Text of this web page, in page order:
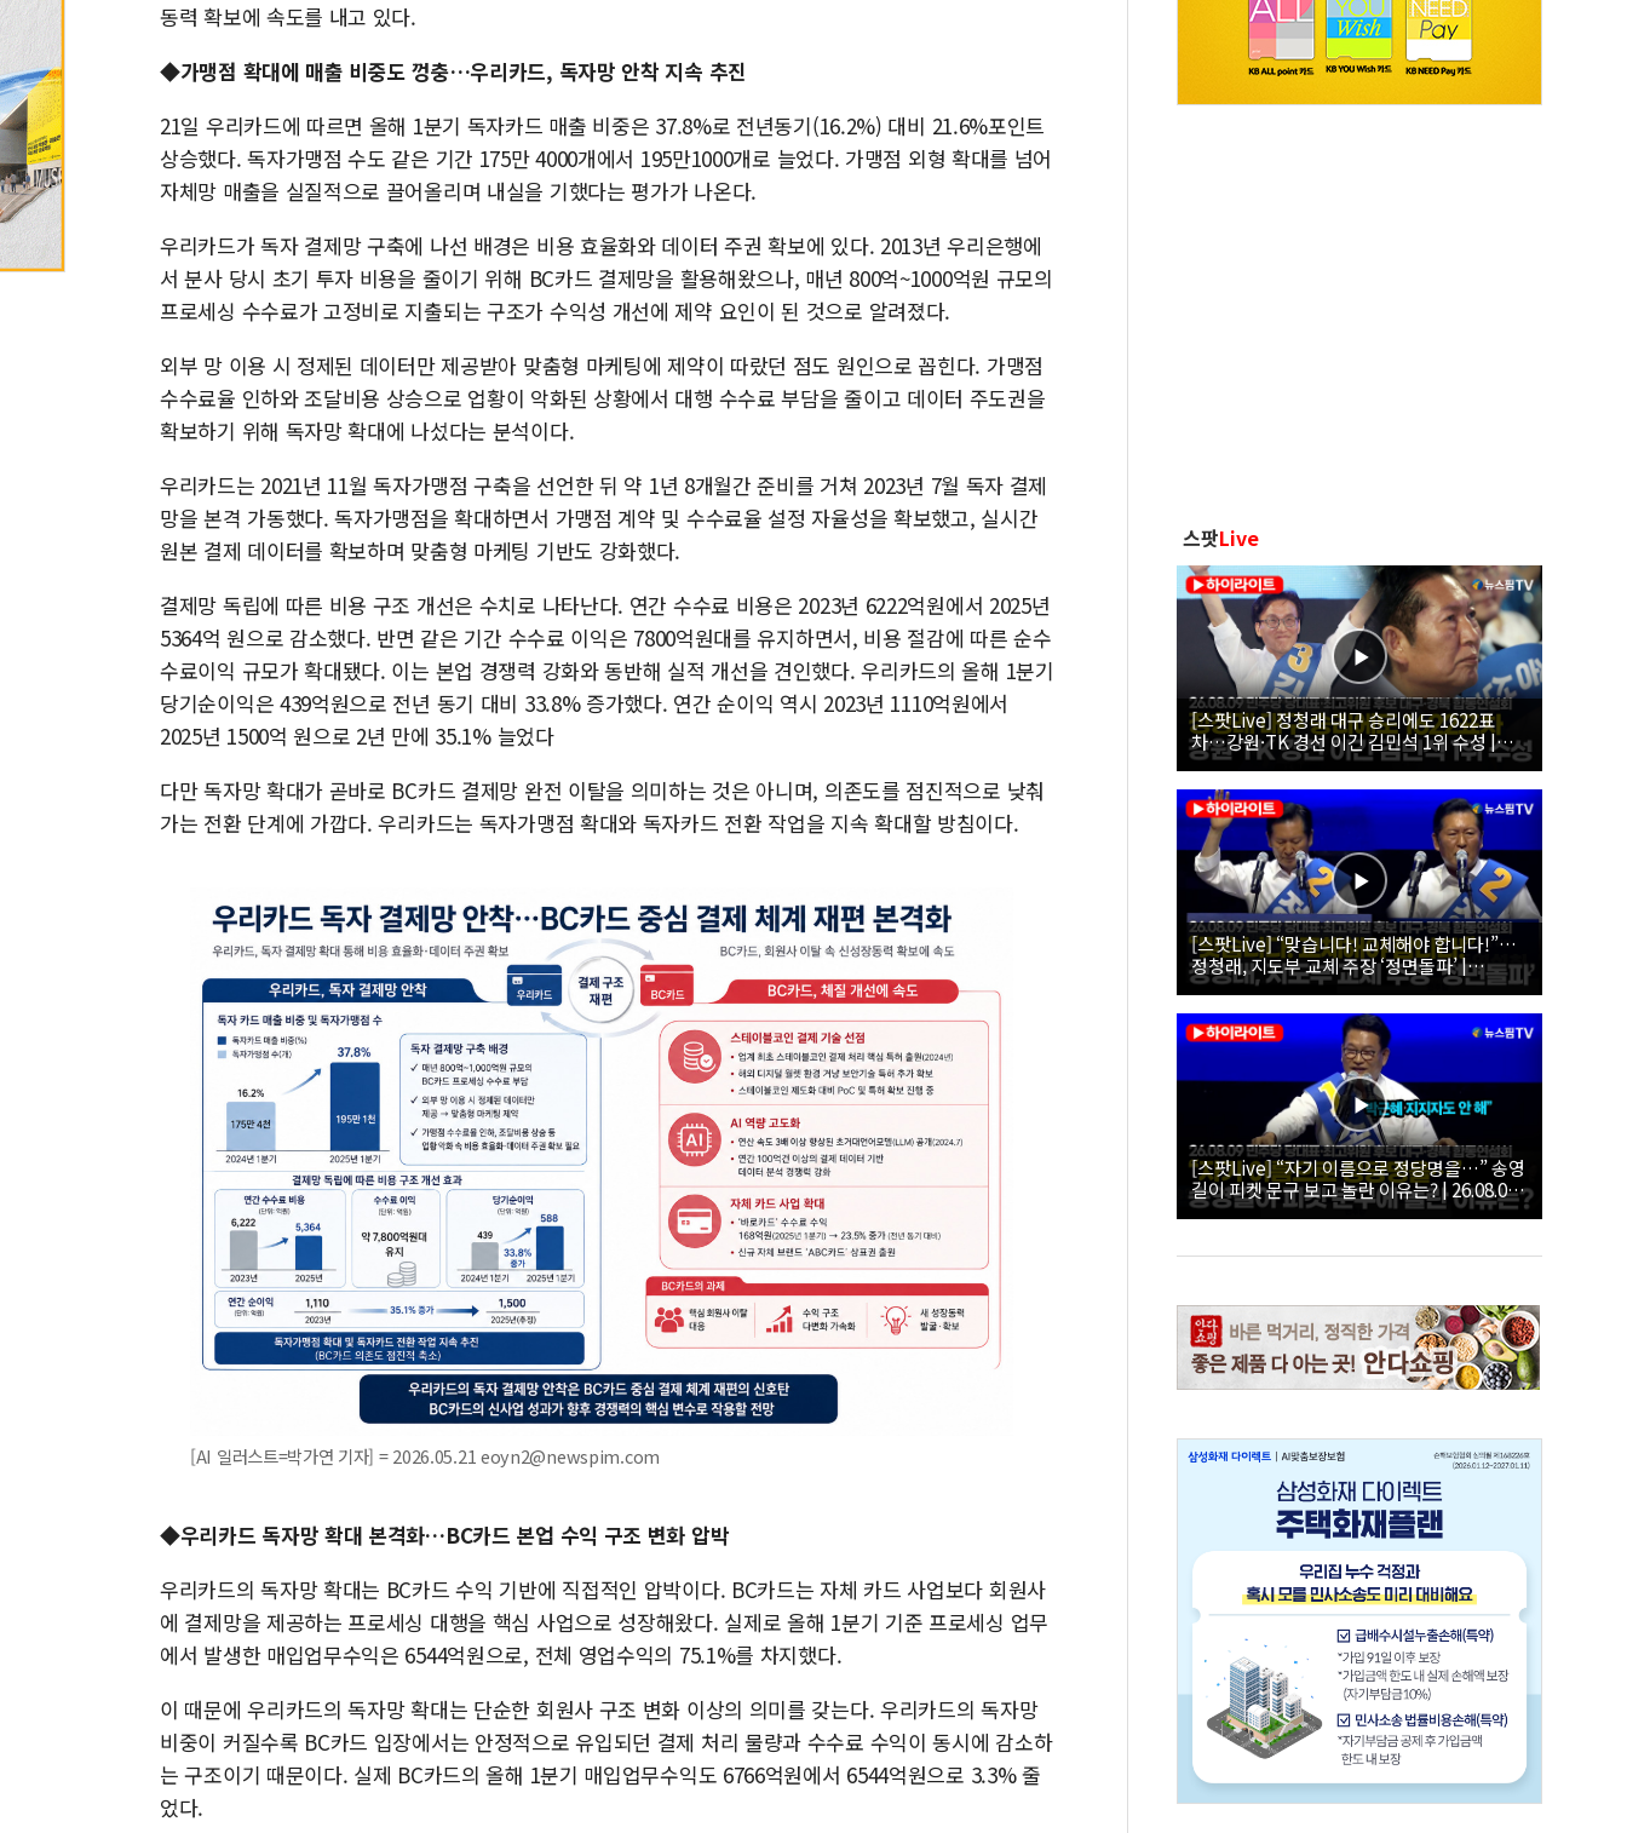
동력 확보에 속도를 내고 있다.
◆가맹점 확대에 매출 비중도 껑충…우리카드, 독자망 안착 지속 추진
21일 우리카드에 따르면 올해 1분기 독자카드 매출 비중은 37.8%로 전년동기(16.2%) 대비 21.6%포인트
상승했다. 독자가맹점 수도 같은 기간 175만 4000개에서 195만1000개로 늘었다. 가맹점 외형 확대를 넘어
자체망 매출을 실질적으로 끌어올리며 내실을 기했다는 평가가 나온다.
우리카드가 독자 결제망 구축에 나선 배경은 비용 효율화와 데이터 주권 확보에 있다. 2013년 우리은행에
서 분사 당시 초기 투자 비용을 줄이기 위해 BC카드 결제망을 활용해왔으나, 매년 800억~1000억원 규모의
프로세싱 수수료가 고정비로 지출되는 구조가 수익성 개선에 제약 요인이 된 것으로 알려졌다.
외부 망 이용 시 정제된 데이터만 제공받아 맞춤형 마케팅에 제약이 따랐던 점도 원인으로 꼽힌다. 가맹점
수수료율 인하와 조달비용 상승으로 업황이 악화된 상황에서 대행 수수료 부담을 줄이고 데이터 주도권을
확보하기 위해 독자망 확대에 나섰다는 분석이다.
우리카드는 2021년 11월 독자가맹점 구축을 선언한 뒤 약 1년 8개월간 준비를 거쳐 2023년 7월 독자 결제
망을 본격 가동했다. 독자가맹점을 확대하면서 가맹점 계약 및 수수료율 설정 자율성을 확보했고, 실시간
원본 결제 데이터를 확보하며 맞춤형 마케팅 기반도 강화했다.
결제망 독립에 따른 비용 구조 개선은 수치로 나타난다. 연간 수수료 비용은 2023년 6222억원에서 2025년
5364억 원으로 감소했다. 반면 같은 기간 수수료 이익은 7800억원대를 유지하면서, 비용 절감에 따른 순수
수료이익 규모가 확대됐다. 이는 본업 경쟁력 강화와 동반해 실적 개선을 견인했다. 우리카드의 올해 1분기
당기순이익은 439억원으로 전년 동기 대비 33.8% 증가했다. 연간 순이익 역시 2023년 1110억원에서
2025년 1500억 원으로 2년 만에 35.1% 늘었다
다만 독자망 확대가 곧바로 BC카드 결제망 완전 이탈을 의미하는 것은 아니며, 의존도를 점진적으로 낮춰
가는 전환 단계에 가깝다. 우리카드는 독자가맹점 확대와 독자카드 전환 작업을 지속 확대할 방침이다.
[AI 일러스트=박가연 기자] = 2026.05.21 eoyn2@newspim.com
◆우리카드 독자망 확대 본격화…BC카드 본업 수익 구조 변화 압박
우리카드의 독자망 확대는 BC카드 수익 기반에 직접적인 압박이다. BC카드는 자체 카드 사업보다 회원사
에 결제망을 제공하는 프로세싱 대행을 핵심 사업으로 성장해왔다. 실제로 올해 1분기 기준 프로세싱 업무
에서 발생한 매입업무수익은 6544억원으로, 전체 영업수익의 75.1%를 차지했다.
이 때문에 우리카드의 독자망 확대는 단순한 회원사 구조 변화 이상의 의미를 갖는다. 우리카드의 독자망
비중이 커질수록 BC카드 입장에서는 안정적으로 유입되던 결제 처리 물량과 수수료 수익이 동시에 감소하
는 구조이기 때문이다. 실제 BC카드의 올해 1분기 매입업무수익도 6766억원에서 6544억원으로 3.3% 줄
었다.
스팟Live
[스팟Live] 정청래 대구 승리에도 1622표
차…강원·TK 경선 이긴 김민석 1위 수성 |
26.08.09 더불어민주당 당대표·최고위원 후
보 대구·경북 합동연설회
[스팟Live] “맞습니다! 교체해야 합니다!”…
정청래, 지도부 교체 주장 ‘정면돌파’ |
26.08.09 더불어민주당 당대표·최고위원 후
보 대구·경북 합동연설회
[스팟Live] “자기 이름으로 정당명을…” 송영
길이 피켓 문구 보고 놀란 이유는? | 26.08.09
더불어민주당 당대표·최고위원 후보 대구·경